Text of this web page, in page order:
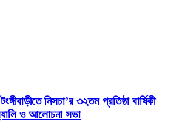
নিসচা’র ৩২তম প্রতিষ্ঠা বার্ষিকী
ও আলোচনা সভা